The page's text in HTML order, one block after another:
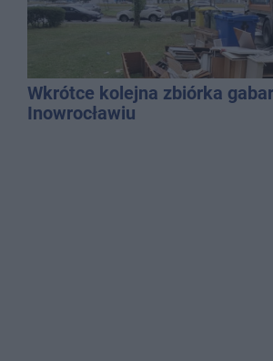
Wkrótce kolejna zbiórka
Inowrocławiu